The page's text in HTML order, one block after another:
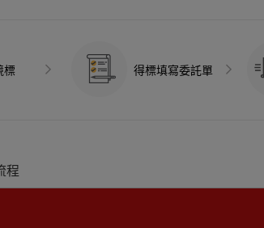
標 得標填寫委託單
程